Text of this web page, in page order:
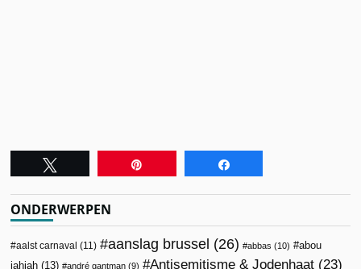
ONDERWERPEN
aalst carnaval (11) aanslag brussel (26) abbas (10)
abou
jahjah (13) andré gantman (9) Antisemitisme & Jodenhaat (23)